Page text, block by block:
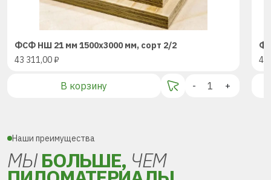
ФСФ НШ 21 мм 1500х3000 мм, сорт 2/2
43 311,00₽
В корзину - +
43
Наши преимущества
МЫБОЛЬШЕ, ЧЕМ